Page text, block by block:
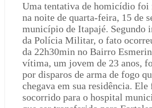
Uma tentativa de homicídio foi
na noite de quarta-feira, 15 de
município de Itapajé. Segundo
da Polícia Militar, o fato
da 22h30min no Bairro
vítima, um jovem de 23 anos,
por disparos de arma de fogo
chegava em sua residência. Ele
socorrido para o hospital